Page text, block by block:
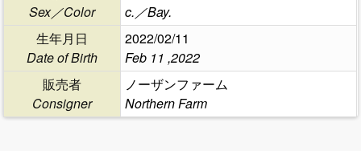
Sex／Color
c.／Bay.
生年月日
Date of Birth
2022/02/11
Feb 11 ,2022
販売者
Consigner
ノーザンファーム
Northern Farm